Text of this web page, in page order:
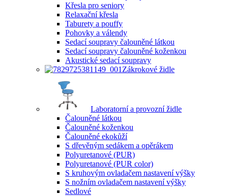
Křesla pro seniory
Relaxační křesla
Taburety a pouffy
Pohovky a válendy
Sedací soupravy čalouněné látkou
Sedací soupravy čalouněné koženkou
Akustické sedací soupravy
Zákrokové židle
Laboratorní a provozní židle
Čalouněné látkou
Čalouněné koženkou
Čalouněné ekokůží
S dřevěným sedákem a opěrákem
Polyuretanové (PUR)
Polyuretanové (PUR color)
S kruhovým ovladačem nastavení výšky
S nožním ovladačem nastavení výšky
Sedlové